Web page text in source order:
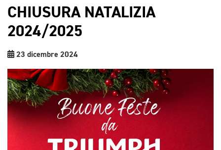
CHIUSURA NATALIZIA
2024/2025
23 dicembre 2024